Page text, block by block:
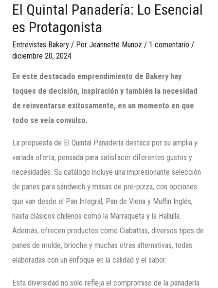
El Quintal Panadería: Lo Esencial
es Protagonista
Entrevistas Bakery / PorJeannette Munoz / 1 comentario /
diciembre 20, 2024
En este destacado emprendimiento de Bakery hay
toques de decisión, inspiración y también la necesidad
de reinventarse exitosamente, en un momento en que
todo se veía convulso.
La propuesta de El Quintal Panadería destaca por su amplia y
variada oferta, pensada para satisfacer diferentes gustos y
necesidades. Su catálogo incluye una impresionante selección
de panes para sándwich y masas de pre-pizza, con opciones
que van desde el Pan Integral, Pan de Viena y Muffin Inglés,
hasta clásicos chilenos como la Marraqueta y la Hallulla.
Además, ofrecen productos como Ciabattas, diversos tipos de
panes de molde, brioche y muchas otras alternativas, todas
elaboradas con un enfoque en la calidad y el sabor.
Esta diversidad no solo refleja el compromiso de la panadería